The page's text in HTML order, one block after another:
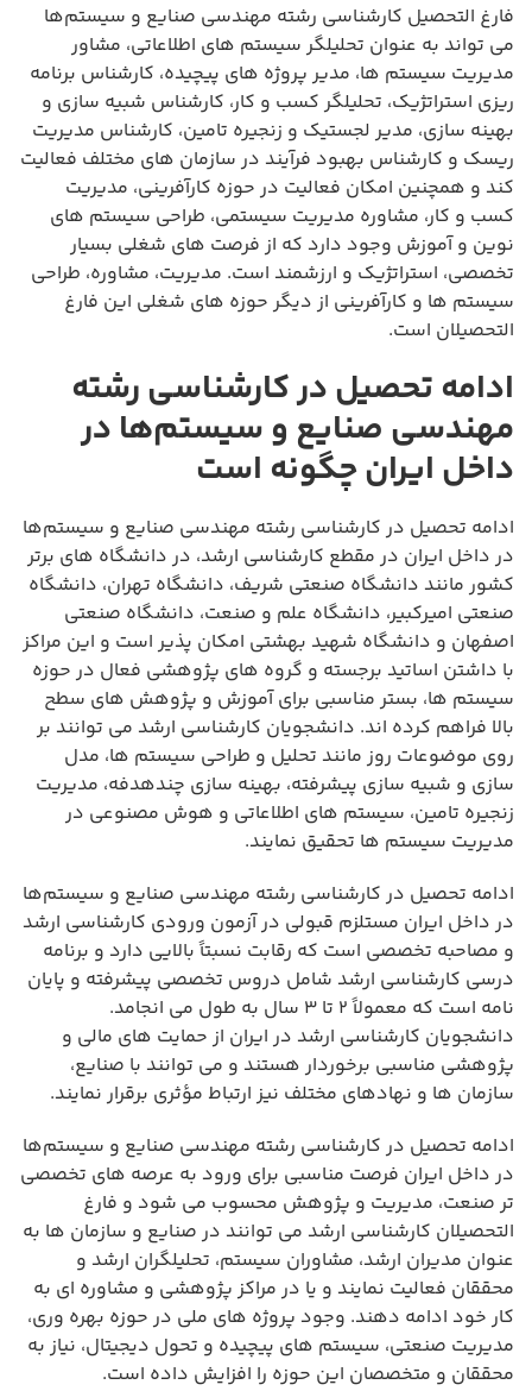
فارغ التحصیل کارشناسی رشته مهندسی صنایع و سیستم‌ها
می تواند به عنوان تحلیلگر سیستم های اطلاعاتی، مشاور
مدیریت سیستم ها، مدیر پروژه های پیچیده، کارشناس برنامه
ریزی استراتژیک، تحلیلگر کسب و کار، کارشناس شبیه سازی و
بهینه سازی، مدیر لجستیک و زنجیره تامین، کارشناس مدیریت
ریسک و کارشناس بهبود فرآیند در سازمان های مختلف فعالیت
کند و همچنین امکان فعالیت در حوزه کارآفرینی، مدیریت
کسب و کار، مشاوره مدیریت سیستمی، طراحی سیستم های
نوین و آموزش وجود دارد که از فرصت های شغلی بسیار
تخصصی، استراتژیک و ارزشمند است. مدیریت، مشاوره، طراحی
سیستم ها و کارآفرینی از دیگر حوزه های شغلی این فارغ
التحصیلان است.
ادامه تحصیل در کارشناسی رشته
مهندسی صنایع و سیستم‌ها در
داخل ایران چگونه است
ادامه تحصیل در کارشناسی رشته مهندسی صنایع و سیستم‌ها
در داخل ایران در مقطع کارشناسی ارشد، در دانشگاه های برتر
کشور مانند دانشگاه صنعتی شریف، دانشگاه تهران، دانشگاه
صنعتی امیرکبیر، دانشگاه علم و صنعت، دانشگاه صنعتی
اصفهان و دانشگاه شهید بهشتی امکان پذیر است و این مراکز
با داشتن اساتید برجسته و گروه های پژوهشی فعال در حوزه
سیستم ها، بستر مناسبی برای آموزش و پژوهش های سطح
بالا فراهم کرده اند. دانشجویان کارشناسی ارشد می توانند بر
روی موضوعات روز مانند تحلیل و طراحی سیستم ها، مدل
سازی و شبیه سازی پیشرفته، بهینه سازی چندهدفه، مدیریت
زنجیره تامین، سیستم های اطلاعاتی و هوش مصنوعی در
مدیریت سیستم ها تحقیق نمایند.
ادامه تحصیل در کارشناسی رشته مهندسی صنایع و سیستم‌ها
در داخل ایران مستلزم قبولی در آزمون ورودی کارشناسی ارشد
و مصاحبه تخصصی است که رقابت نسبتاً بالایی دارد و برنامه
درسی کارشناسی ارشد شامل دروس تخصصی پیشرفته و پایان
نامه است که معمولاً ۲ تا ۳ سال به طول می انجامد.
دانشجویان کارشناسی ارشد در ایران از حمایت های مالی و
پژوهشی مناسبی برخوردار هستند و می توانند با صنایع،
سازمان ها و نهادهای مختلف نیز ارتباط مؤثری برقرار نمایند.
ادامه تحصیل در کارشناسی رشته مهندسی صنایع و سیستم‌ها
در داخل ایران فرصت مناسبی برای ورود به عرصه های تخصصی
تر صنعت، مدیریت و پژوهش محسوب می شود و فارغ
التحصیلان کارشناسی ارشد می توانند در صنایع و سازمان ها به
عنوان مدیران ارشد، مشاوران سیستم، تحلیلگران ارشد و
محققان فعالیت نمایند و یا در مراکز پژوهشی و مشاوره ای به
کار خود ادامه دهند. وجود پروژه های ملی در حوزه بهره وری،
مدیریت صنعتی، سیستم های پیچیده و تحول دیجیتال، نیاز به
محققان و متخصصان این حوزه را افزایش داده است.